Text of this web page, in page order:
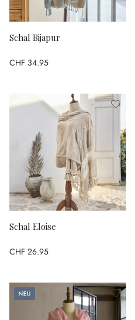
Schal Bijapur
CHF 34.95
Schal Eloise
CHF 26.95
Neu